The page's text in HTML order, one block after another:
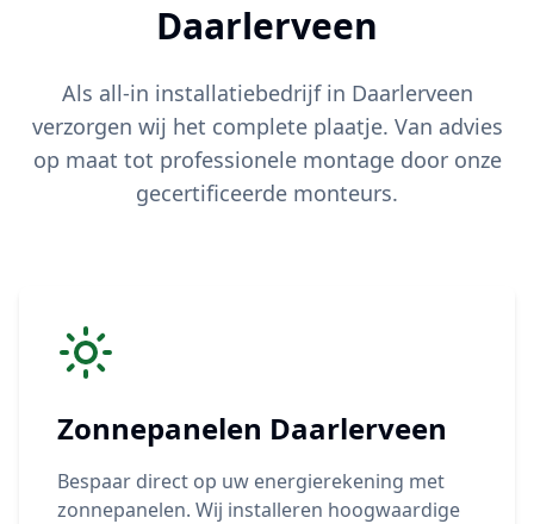
Daarlerveen
Als all-in installatiebedrijf in Daarlerveen
verzorgen wij het complete plaatje. Van advies
op maat tot professionele montage door onze
gecertificeerde monteurs.
Zonnepanelen Daarlerveen
Bespaar direct op uw energierekening met
zonnepanelen. Wij installeren hoogwaardige